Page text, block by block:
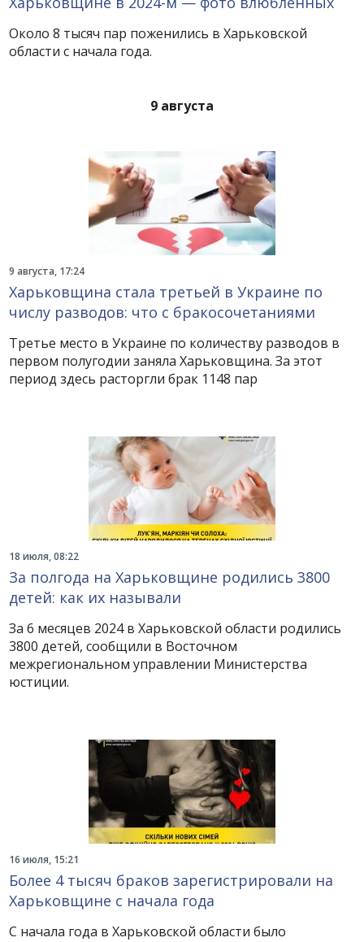
Около 8 тысяч пар поженились в Харьковской
области с начала года.
9 августа
9 августа, 17:24
Харьковщина стала третьей в Украине по
числу разводов: что с бракосочетаниями
Третье место в Украине по количеству разводов в
первом полугодии заняла Харьковщина. За этот
период здесь расторгли брак 1148 пар
18 июля, 08:22
За полгода на Харьковщине родились 3800
детей: как их называли
За 6 месяцев 2024 в Харьковской области родились
3800 детей, сообщили в Восточном
межрегиональном управлении Министерства
юстиции.
16 июля, 15:21
Более 4 тысяч браков зарегистрировали на
Харьковщине с начала года
С начала года в Харьковской области было